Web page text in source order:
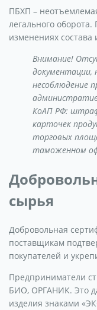
ПБХП –
легального
изменениях
Внимание!
документации,
несоблюдение
КоАП РФ:
карточек
торговых
таможенном
сырья
Добровольная
поставщикам
покупателей и
Предприниматели
БИО, ОРГАНИК. Это
изделия знаками